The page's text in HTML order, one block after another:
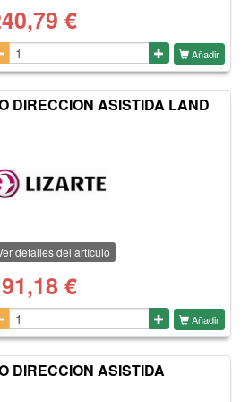
€
Añadir
DIRECCION ASISTIDA LAND
detalles del artículo
€
Añadir
DIRECCION ASISTIDA